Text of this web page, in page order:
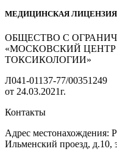
МЕДИЦИНСКАЯ ЛИЦЕНЗИЯ
ОБЩЕСТВО С
«МОСКОВСКИЙ
ТОКСИКОЛОГИИ»
Л041-01137-77/00351249
от 24.03.2021г.
Контакты
Адрес местонахождения:
Ильменский проезд, д.10,